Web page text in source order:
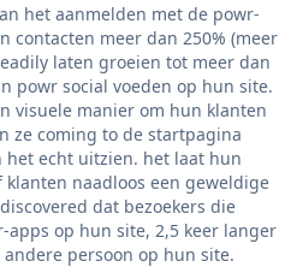
het aanmelden met de powr-
contacten meer dan 250% (meer
laten groeien tot meer dan
powr social voeden op hun site.
visuele manier om hun klanten
ze coming to de startpagina
echt uitzien. het laat hun
naadloos een geweldige
dat bezoekers die
op hun site, 2,5 keer langer
persoon op hun site.